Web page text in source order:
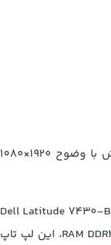
دارای صفحه نمایش 14 اینچی با کیفیت تصویر FHD و فناوری IPS است. این صفحه نمایش با وضوح 1920×1080
وزن سبک این لپ تاپ، آن را به یکی از گزینه‌های مناسب برای استفاده در حرکت تبدیل کرده است. در بخش عملکرد، لپ تاپ Dell Latitude 7430-B
با پردازنده Intel Core i5 1235U و گرافیک Intel Iris Xe توانایی پردازش قدرتمندی را ارائه می‌دهد. با 16 گیگابایت حافظه RAM DDR4، این لپ تاپ